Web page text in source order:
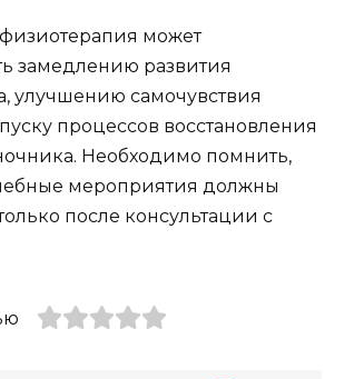
может
замедлению развития
улучшению самочувствия
процессов восстановления
Необходимо помнить,
мероприятия должны
после консультации с